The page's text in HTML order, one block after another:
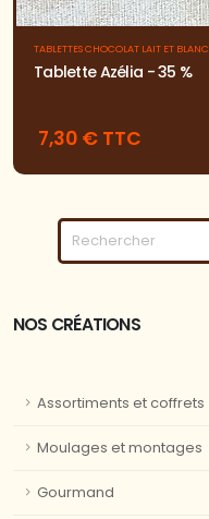
TABLETTES CHOCOLAT LAIT ET BLANC
Tablette Azélia - 35 %
7,30 € TTC
NOS CRÉATIONS
Assortiments et coffrets
Moulages et montages
Gourmand